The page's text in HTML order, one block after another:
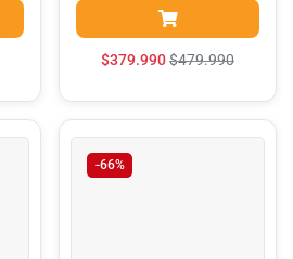
$379.990$479.990
-66%